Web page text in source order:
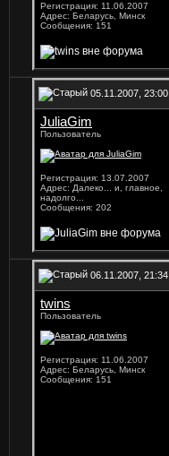
Регистрация: 11.06.2007
Адрес: Беларусь, Минск
Сообщения: 151
05.11.2007, 23:00
JuliaGim
Пользователь
Регистрация: 13.07.2007
Адрес: Далеко... и, главное,
надолго...
Сообщения: 202
06.11.2007, 21:34
twins
Пользователь
Регистрация: 11.06.2007
Адрес: Беларусь, Минск
Сообщения: 151